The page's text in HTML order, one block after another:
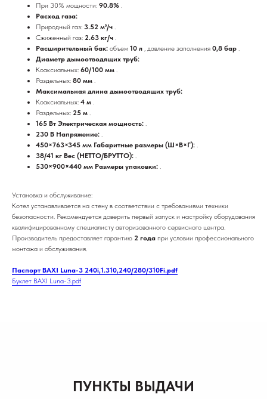
При 30% мощности: 90.8% .
Расход газа:
Природный газ: 3.52 м³/ч .
Сжиженный газ: 2.63 кг/ч .
Расширительный бак: объем 10 л , давление заполнения 0,8 бар .
Диаметр дымоотводящих труб:
Коаксиальных: 60/100 мм .
Раздельных: 80 мм .
Максимальная длина дымоотводящих труб:
Коаксиальных: 4 м .
Раздельных: 25 м .
165 Вт Электрическая мощность: .
230 В Напряжение: .
450×763×345 мм Габаритные размеры (Ш×В×Г): .
38/41 кг Вес (НЕТТО/БРУТТО): .
530×900×440 мм Размеры упаковки: .
Установка и обслуживание:
Котел устанавливается на стену в соответствии с требованиями техники
безопасности. Рекомендуется доверить первый запуск и настройку оборудования
квалифицированному специалисту авторизованного сервисного центра.
Производитель предоставляет гарантию 2 года при условии профессионального
монтажа и обслуживания.
Паспорт BAXI Luna-3 240i,1.310,240/280/310Fi.pdf
Буклет BAXI Luna-3.pdf
ПУНКТЫ ВЫДАЧИ